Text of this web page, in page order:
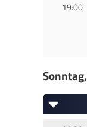
19:00